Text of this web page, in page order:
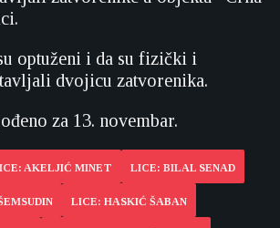
optuženi i da su fizički i
dvojicu zatvorenika.
za 13. novembar.
AKELJIĆ MINET LICE: BILAL SENAD
LICE: HASKIĆ ŠABAN